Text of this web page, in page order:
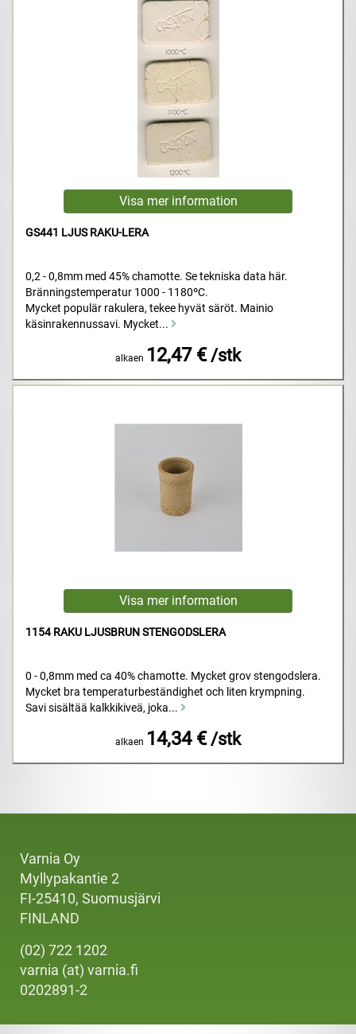
GS441 LJUS RAKU-LERA
0,2 - 0,8mm med 45% chamotte. Se tekniska data här.
Bränningstemperatur 1000 - 1180ºC.
Mycket populär rakulera, tekee hyvät säröt. Mainio
käsinrakennussavi. Mycket...
alkaen 12,47 € /stk
1154 RAKU LJUSBRUN STENGODSLERA
0 - 0,8mm med ca 40% chamotte. Mycket grov stengodslera.
Mycket bra temperaturbeständighet och liten krympning.
Savi sisältää kalkkikiveä, joka...
alkaen 14,34 € /stk
Varnia Oy
Myllypakantie 2
FI-25410, Suomusjärvi
FINLAND
(02) 722 1202
varnia (at) varnia.fi
0202891-2